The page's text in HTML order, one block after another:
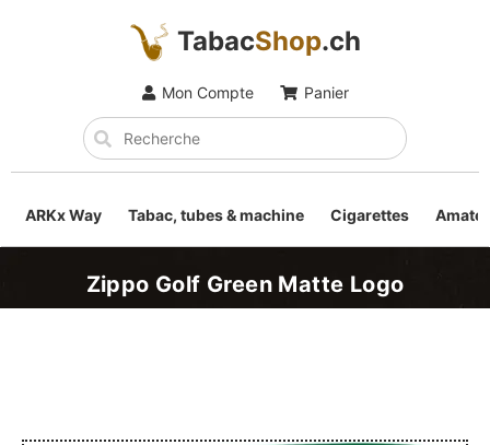
TabacShop.ch
Mon Compte Panier
ARKx Way Tabac, tubes & machine Cigarettes
Zippo Golf Green Matte Logo